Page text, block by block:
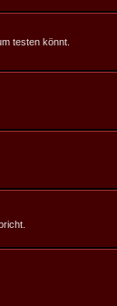
testen könnt.